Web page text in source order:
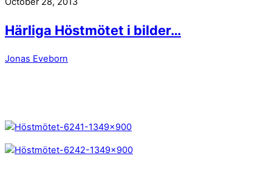
Härliga Höstmötet i bilder…
Jonas Eveborn